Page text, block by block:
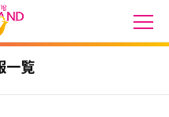
一覧